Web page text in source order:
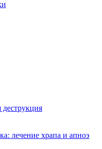
деструкция
лечение храпа и апноэ